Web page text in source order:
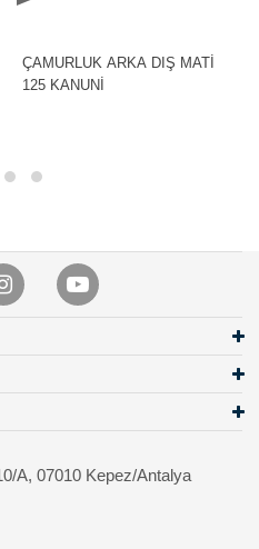
ÇAMURLUK ARKA DIŞ MATİ
125 KANUNİ
A, 07010 Kepez/Antalya